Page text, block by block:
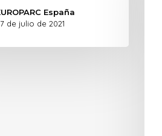
España
de julio de 2021